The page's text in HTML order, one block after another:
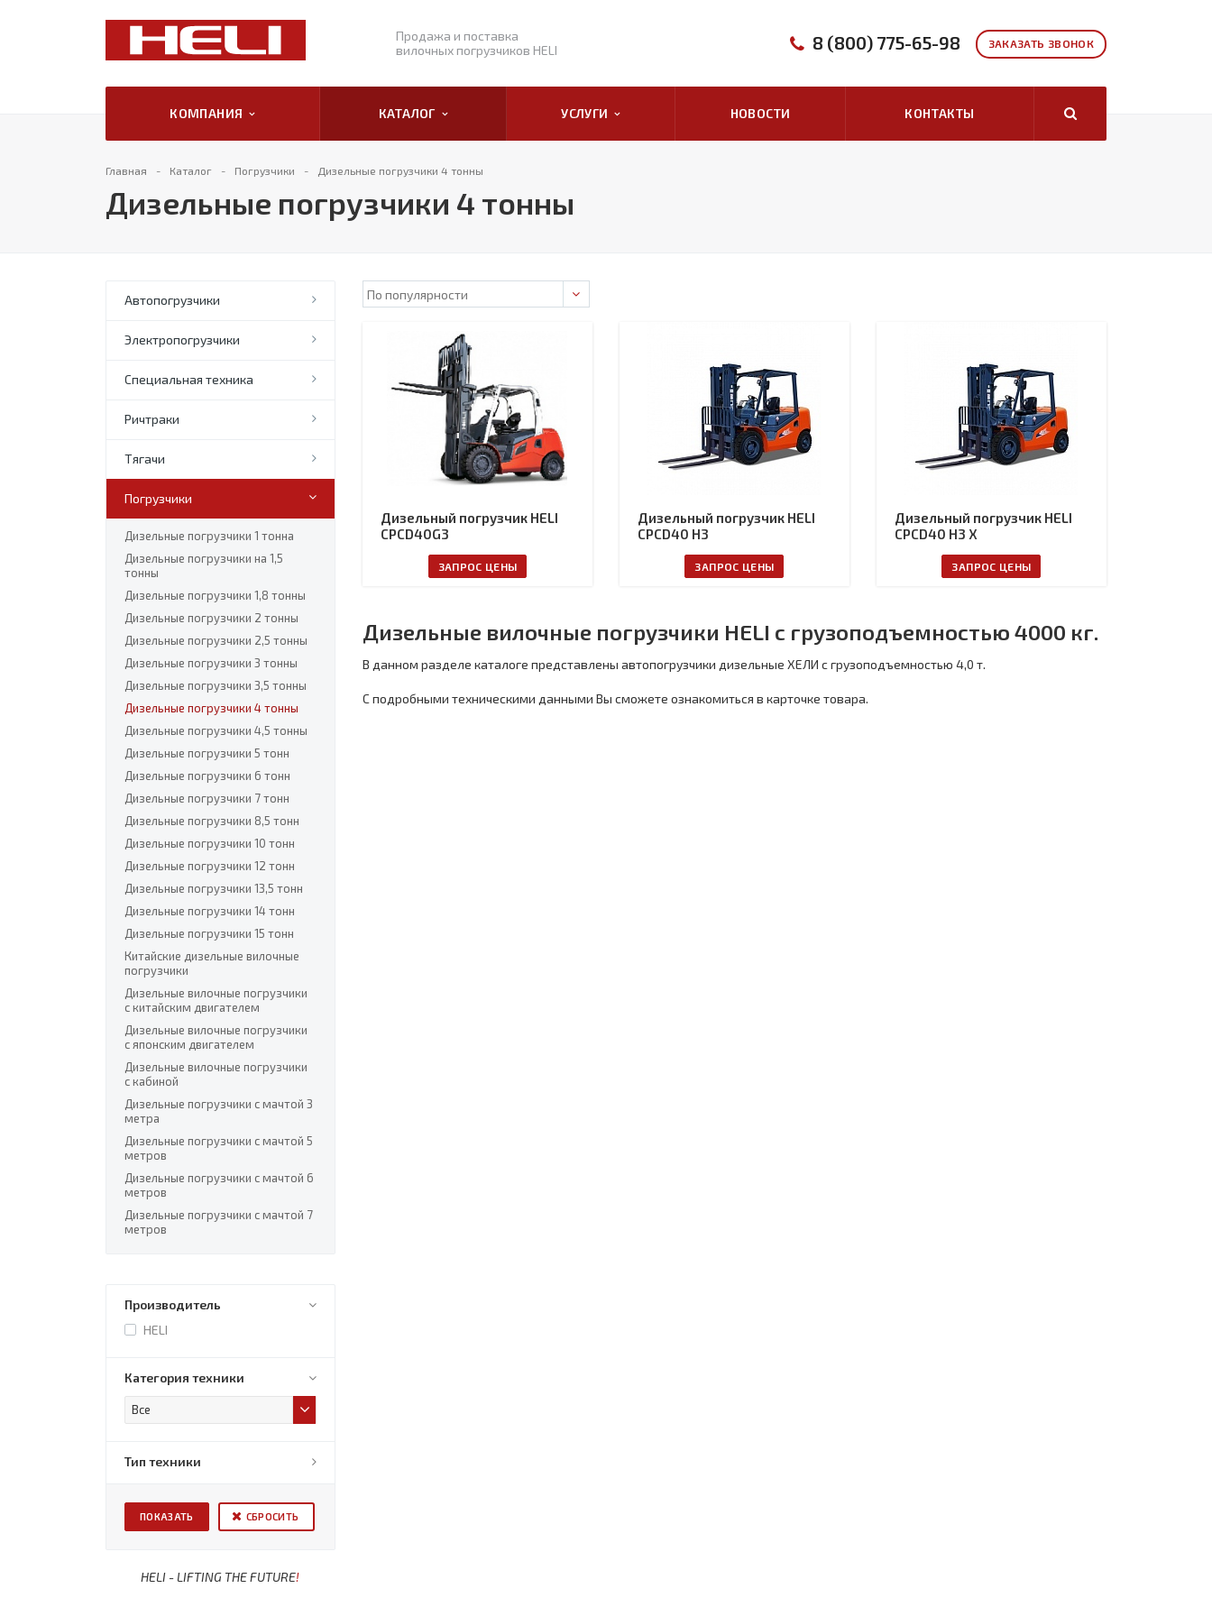
Продажа и поставка
вилочных погрузчиков HELI
ЗАКАЗАТЬ ЗВОНОК
8 (800) 775-65-98
КОМПАНИЯ КАТАЛОГ УСЛУГИ НОВОСТИ КОНТАКТЫ
Главная Каталог Погрузчики Дизельные погрузчики 4 тонны
Дизельные погрузчики 4 тонны
Автопогрузчики
Электропогрузчики
Специальная техника
Ричтраки
Тягачи
Погрузчики
Дизельные погрузчики 1 тонна
Дизельные погрузчики на 1,5
тонны
Дизельные погрузчики 1,8 тонны
Дизельные погрузчики 2 тонны
Дизельные погрузчики 2,5 тонны
Дизельные погрузчики 3 тонны
Дизельные погрузчики 3,5 тонны
Дизельные погрузчики 4 тонны
Дизельные погрузчики 4,5 тонны
Дизельные погрузчики 5 тонн
Дизельные погрузчики 6 тонн
Дизельные погрузчики 7 тонн
Дизельные погрузчики 8,5 тонн
Дизельные погрузчики 10 тонн
Дизельные погрузчики 12 тонн
Дизельные погрузчики 13,5 тонн
Дизельные погрузчики 14 тонн
Дизельные погрузчики 15 тонн
Китайские дизельные вилочные
погрузчики
Дизельные вилочные погрузчики
с китайским двигателем
Дизельные вилочные погрузчики
с японским двигателем
Дизельные вилочные погрузчики
с кабиной
Дизельные погрузчики с мачтой 3
метра
Дизельные погрузчики с мачтой 5
метров
Дизельные погрузчики с мачтой 6
метров
Дизельные погрузчики с мачтой 7
метров
Производитель
HELI
Категория техники
Все
Тип техники
СБРОСИТЬ
HELI - LIFTING THE FUTURE!
Дизельный погрузчик HELI
CPCD40G3
ЗАПРОС ЦЕНЫ
Дизельный погрузчик HELI
CPCD40 H3
ЗАПРОС ЦЕНЫ
Дизельный погрузчик HELI
CPCD40 H3 X
ЗАПРОС ЦЕНЫ
Дизельные вилочные погрузчики HELI с грузоподъемностью 4000 кг.
В данном разделе каталоге представлены автопогрузчики дизельные ХЕЛИ с грузоподъемностью 4,0 т.
С подробными техническими данными Вы сможете ознакомиться в карточке товара.